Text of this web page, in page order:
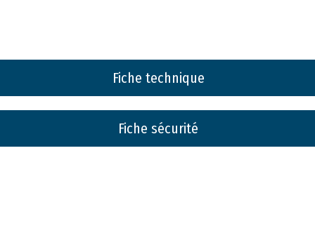
Fiche technique
Fiche sécurité